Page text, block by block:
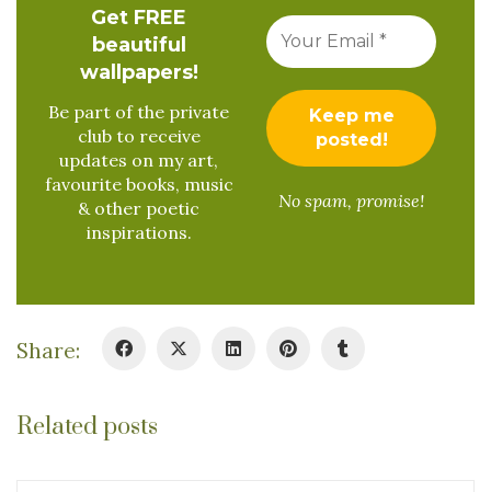
Get FREE
beautiful
wallpapers!
Be part of the private
club to receive
updates on my art,
favourite books, music
& other poetic
inspirations.
No spam, promise!
Share:
Related posts